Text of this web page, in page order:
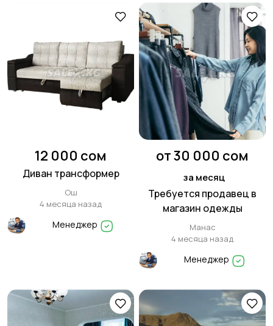
12 000 сом
Диван трансформер
Ош
4 месяца назад
Менеджер
от 30 000 сом
за месяц
Требуется продавец в
магазин одежды
Манас
4 месяца назад
Менеджер